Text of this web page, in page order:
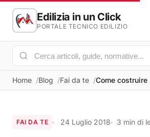
Edilizia in un Click
PORTALE TECNICO EDILIZIO
Home Blog Fai da te Come costruire
FAI DA TE 24 Luglio 2018 3 min di